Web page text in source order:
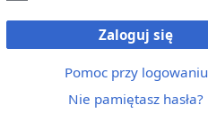
Zaloguj się
Pomoc przy logowaniu
Nie pamiętasz hasła?